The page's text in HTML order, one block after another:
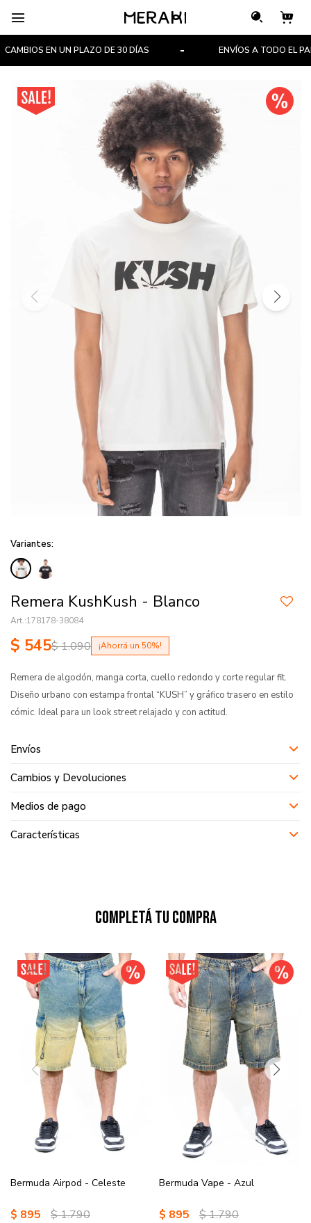

EN UN PLAZO DE 30 DÍAS ENVÍOS A TODO EL PAÍS
Remera KushKush - Blanco
178178-38084
$ 545$1.090 50
Remera de algodón, manga corta, cuello redondo y corte regular fit.
Diseño urbano con estampa frontal “KUSH” y gráfico trasero en estilo
cómic. Ideal para un look street relajado y con actitud.
Variantes:
Envíos
Cambios y Devoluciones
Medios de pago
Características
Completá tu compra
Bermuda Airpod - Celeste
$ 895 $1.790
Bermuda Vape - Azul
$ 895 $1.790